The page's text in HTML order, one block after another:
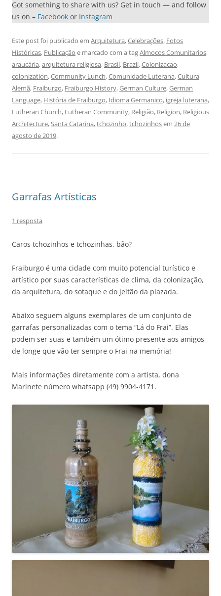
Got something to share with us? Get in touch — and follow
us on – Facebook or Instagram
Este post foi publicado em Arquitetura,Celebrações, Fotos
Históricas, Publicação e marcado com a tagAlmocos Comunitarios,
araucária,arquitetura religiosa, Brasil, Brazil,Colonizacao,
colonization,Community Lunch,Comunidade Luterana,Cultura
Alemã, Fraiburgo, Fraiburgo History,German Culture,German
Language, História de Fraiburgo, Idioma Germanico, igreja luterana,
Lutheran Church, Lutheran Community, Religião, Religion, Religious
Architecture,Santa Catarina,tchozinho,tchozinhosem 26 de
agosto de 2019.
Garrafas Artísticas
1 resposta
Caros tchozinhos e tchozinhas, bão?
Fraiburgo é uma cidade com muito potencial turístico e
artístico por suas características de clima, da colonização,
da arquitetura, do sotaque e do jeitão da piazada.
Abaixo seguem alguns exemplares de um conjunto de
garrafas personalizadas com o tema “Lá do Frai”. Elas
podem ser suas e também um ótimo presente aos amigos
de longe que vão ter sempre o Frai na memória!
Mais informações diretamente com a artista, dona
Marinete número whatsapp (49) 9904-4171.